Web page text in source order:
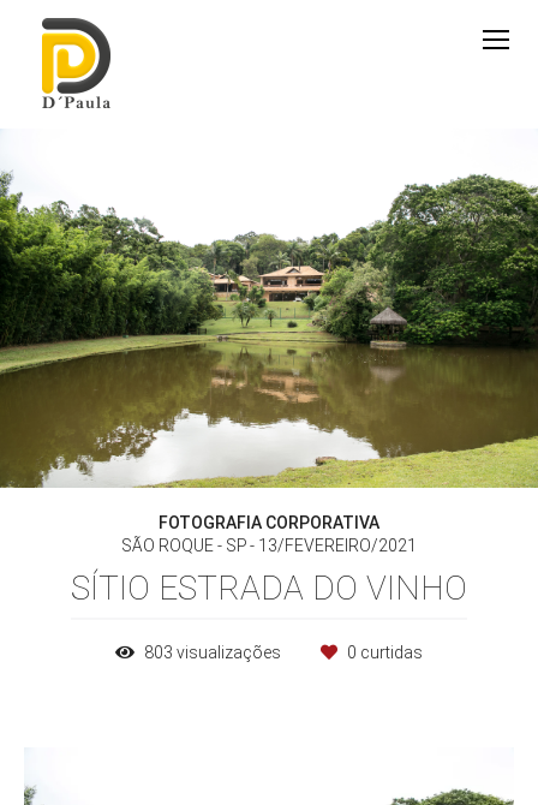
FOTOGRAFIA CORPORATIVA
SÃO ROQUE - SP
13/FEVEREIRO/2021
SÍTIO ESTRADA DO VINHO
803 visualizações 0 curtidas